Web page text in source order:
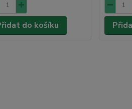
do košíku